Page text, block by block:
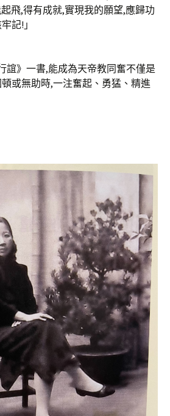
飛,得有成就,實現我的願望,應歸功
記!」
誼》一書,能成為天帝教同奮不僅是
或無助時,一注奮起、勇猛、精進